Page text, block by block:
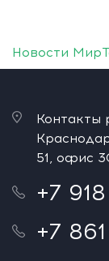
Новости
Контакты
51, офис
+7
+7